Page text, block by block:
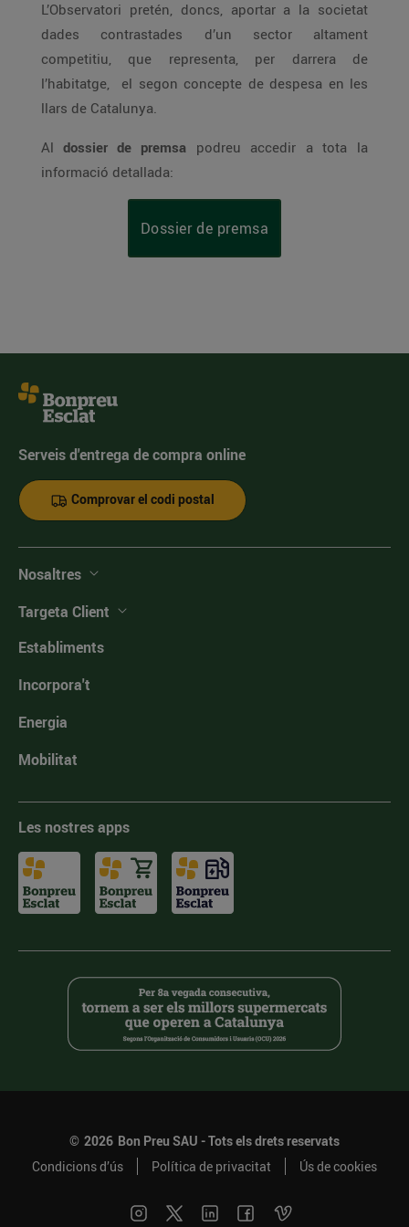
L’Observatori pretén, doncs, aportar a la societat
dades contrastades d’un sector altament
competitiu, que representa, per darrera de
l’habitatge, el segon concepte de despesa en les
llars de Catalunya.
Al dossier de premsa podreu accedir a tota la
informació detallada:
Dossier de premsa
Serveis d'entrega de compra online
Comprovar el codi postal
Nosaltres
Targeta Client
Establiments
Incorpora't
Energia
Mobilitat
Les nostres apps
© 2026 Bon Preu SAU - Tots els drets reservats
Condicions d’ús
Política de privacitat Ús de cookies